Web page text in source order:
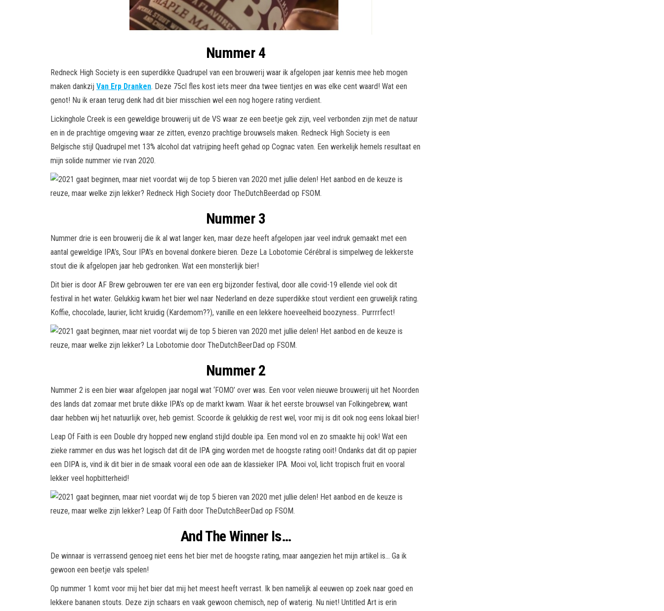
Nummer 4
Redneck High Society is een superdikke Quadrupel van een brouwerij waar ik afgelopen jaar kennis mee heb mogen
maken dankzij Van Erp Dranken. Deze 75cl fles kost iets meer dna twee tientjes en was elke cent waard! Wat een
genot! Nu ik eraan terug denk had dit bier misschien wel een nog hogere rating verdient.
Lickinghole Creek is een geweldige brouwerij uit de VS waar ze een beetje gek zijn, veel verbonden zijn met de natuur
en in de prachtige omgeving waar ze zitten, evenzo prachtige brouwsels maken. Redneck High Society is een
Belgische stijl Quadrupel met 13% alcohol dat vatrijping heeft gehad op Cognac vaten. Een werkelijk hemels resultaat en
mijn solide nummer vie rvan 2020.
Nummer 3
Nummer drie is een brouwerij die ik al wat langer ken, maar deze heeft afgelopen jaar veel indruk gemaakt met een
aantal geweldige IPA’s, Sour IPA’s en bovenal donkere bieren. Deze La Lobotomie Cérébral is simpelweg de lekkerste
stout die ik afgelopen jaar heb gedronken. Wat een monsterlijk bier!
Dit bier is door AF Brew gebrouwen ter ere van een erg bijzonder festival, door alle covid-19 ellende viel ook dit
festival in het water. Gelukkig kwam het bier wel naar Nederland en deze superdikke stout verdient een gruwelijk rating.
Koffie, chocolade, laurier, licht kruidig (Kardemom??), vanille en een lekkere hoeveelheid boozyness.. Purrrrfect!
Nummer 2
Nummer 2 is een bier waar afgelopen jaar nogal wat ‘FOMO’ over was. Een voor velen nieuwe brouwerij uit het Noorden
des lands dat zomaar met brute dikke IPA’s op de markt kwam. Waar ik het eerste brouwsel van Folkingebrew, want
daar hebben wij het natuurlijk over, heb gemist. Scoorde ik gelukkig de rest wel, voor mij is dit ook nog eens lokaal bier!
Leap Of Faith is een Double dry hopped new england stijld double ipa. Een mond vol en zo smaakte hij ook! Wat een
zieke rammer en dus was het logisch dat dit de IPA ging worden met de hoogste rating ooit! Ondanks dat dit op papier
een DIPA is, vind ik dit bier in de smaak vooral een ode aan de klassieker IPA. Mooi vol, licht tropisch fruit en vooral
lekker veel hopbitterheid!
And The Winner Is…
De winnaar is verrassend genoeg niet eens het bier met de hoogste rating, maar aangezien het mijn artikel is… Ga ik
gewoon een beetje vals spelen!
Op nummer 1 komt voor mij het bier dat mij het meest heeft verrast. Ik ben namelijk al eeuwen op zoek naar goed en
lekkere bananen stouts. Deze zijn schaars en vaak gewoon chemisch, nep of waterig. Nu niet! Untitled Art is erin